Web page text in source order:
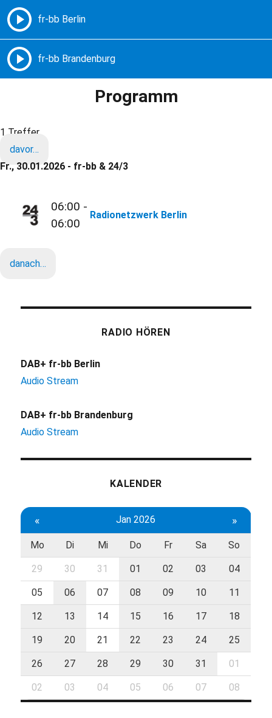
Freie Radios – Berlin Brandenburg
Programm
1 Treffer
davor…
Fr., 30.01.2026 - fr-bb & 24/3
06:00 -
06:00
Radionetzwerk Berlin
danach…
RADIO HÖREN
DAB+ fr-bb Berlin
Audio Stream
DAB+ fr-bb Brandenburg
Audio Stream
KALENDER
« Jan 2026 »
Mo Di Mi Do Fr Sa So
29 30 31 01 02 03 04
05 06 07 08 09 10 11
12 13 14 15 16 17 18
19 20 21 22 23 24 25
26 27 28 29 30 31 01
02 03 04 05 06 07 08